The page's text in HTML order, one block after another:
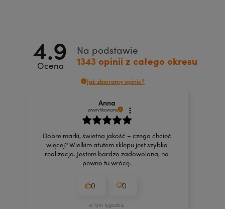
4.9
Ocena
Na podstawie
1343 opiniiz całego okresu
Jak zbieramy opinie?
Anna
zweryfikowano
Dobre marki, świetna jakość – czego chcieć
więcej? Wielkim atutem sklepu jest szybka
realizacja. Jestem bardzo zadowolona, na
pewno tu wrócę.
0 0
w tym tygodniu